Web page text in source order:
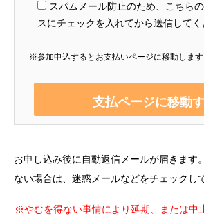
スパムメール防止のため、こちら
スにチェックを入れてから送信してく
※参加申込するとお支払いページに移動します
お申し込み後に自動返信メールが届きます
ない場合は、迷惑メールなどをチェックし
※やむを得ない事情により延期、または中